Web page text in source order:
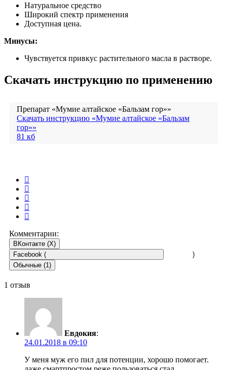
Натуральное средство
Широкий спектр применения
Доступная цена.
Минусы:
Чувствуется привкус растительного масла в растворе.
Скачать инструкцию по применению
Препарат «Мумие алтайское «Бальзам гор»»
Скачать инструкцию «Мумие алтайское «Бальзам
гор»»
81 кб
Комментарии:
ВКонтакте (X)
Facebook (
)
Обычные (1)
1 отзыв
Евдокия:
24.01.2018 в 09:10
У меня муж его пил для потенции, хорошо помогает.